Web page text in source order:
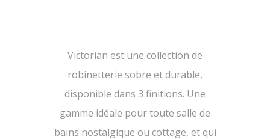
Victorian est une collection de
robinetterie sobre et durable,
disponible dans 3 finitions. Une
gamme idéale pour toute salle de
bains nostalgique ou cottage, et qui